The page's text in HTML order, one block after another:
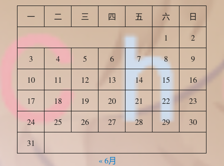
一 二 三 四 五 六
日
1
2
3
4 5 6 7 8
9
10
11 12 13 14 15
16
17
18 19 20 21 22
23
24
25 26 27 28 29
30
31
« 6月